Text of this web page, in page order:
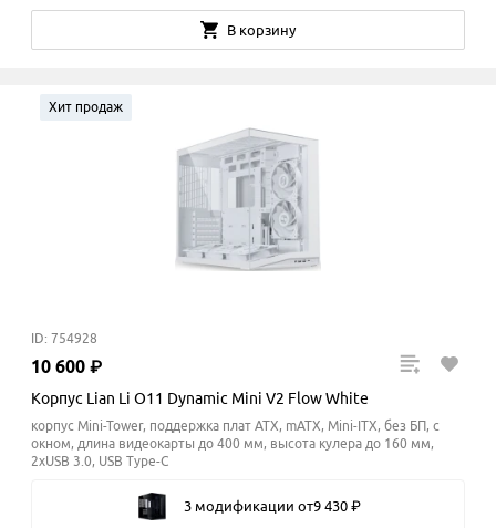
В корзину
Хит продаж
ID: 754928
10 600 ₽
Корпус Lian Li O11 Dynamic Mini V2 Flow White
корпус Mini-Tower, поддержка плат ATX, mATX, Mini-ITX, без БП, с
окном, длина видеокарты до 400 мм, высота кулера до 160 мм,
2xUSB 3.0, USB Type-C
3 модификации от9 430 ₽